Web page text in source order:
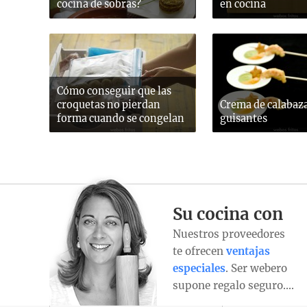
cocina de sobras? en cocina
Cómo conseguir que las
croquetas no pierdan
forma cuando se congelan
Crema de
guisantes
Su cocina con
Nuestros proveedores
te ofrecen ventajas
especiales. Ser webero
supone regalo seguro….